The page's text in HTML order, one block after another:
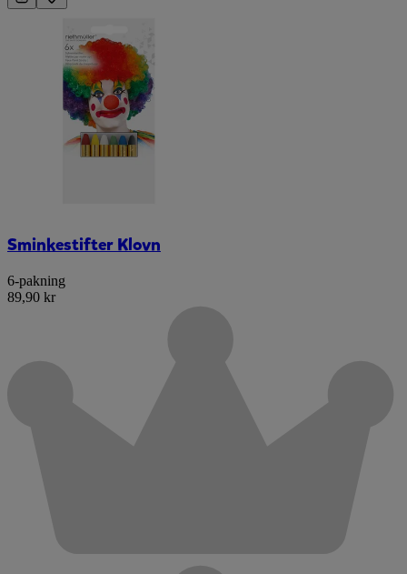
Sminkestifter Klovn
6-pakning
89,90 kr